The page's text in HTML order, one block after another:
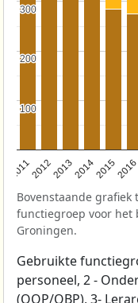
20112012201320142015
100
100
200
200
300
300
Bovenstaande
functiegroep voor het
Groningen.
Gebruikte
personeel, 2 -
(OOP/OBP), 3-